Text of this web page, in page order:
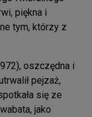
piękna i
tym, którzy z
oszczędna i
pejzaż,
się ze
jako